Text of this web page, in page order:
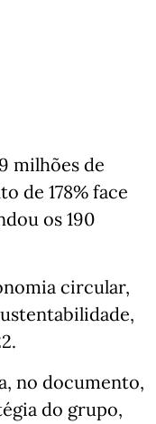
milhões de
de 178% face
os 190
circular,
no documento,
do grupo,